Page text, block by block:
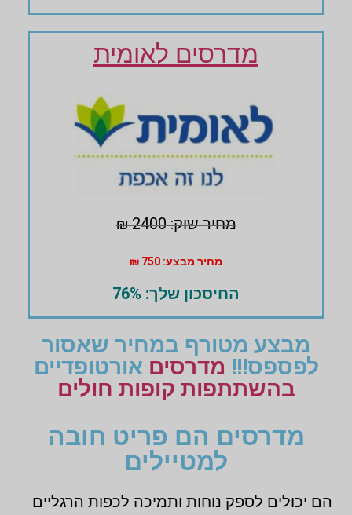
מדרסים לאומית
מחיר שוק: 2400 ₪
מחיר מבצע: 750 ₪
החיסכון שלך: 76%
מבצע מטורף במחיר שאסור
לפספס!!! מדרסים אורטופדיים
בהשתתפות קופות חולים
מדרסים הם פריט חובה
למטיילים
הם יכולים לספק נוחות ותמיכה לכפות הרגליים